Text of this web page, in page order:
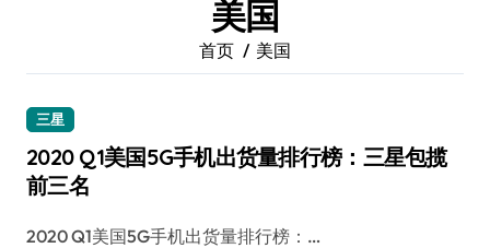
美国
首页 美国
三星
2020 Q1美国5G手机出货量排行榜：三星包揽
前三名
2020 Q1美国5G手机出货量排行榜：…